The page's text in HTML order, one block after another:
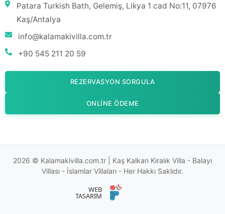
Patara Turkish Bath, Gelemiş, Likya 1 cad No:11, 07976
Kaş/Antalya
info@kalamakivilla.com.tr
+90 545 211 20 59
REZERVASYON SORGULA
ONLINE ÖDEME
2026 © Kalamakivilla.com.tr | Kaş Kalkan Kiralık Villa - Balayı
Villası - İslamlar Villaları - Her Hakkı Saklıdır.